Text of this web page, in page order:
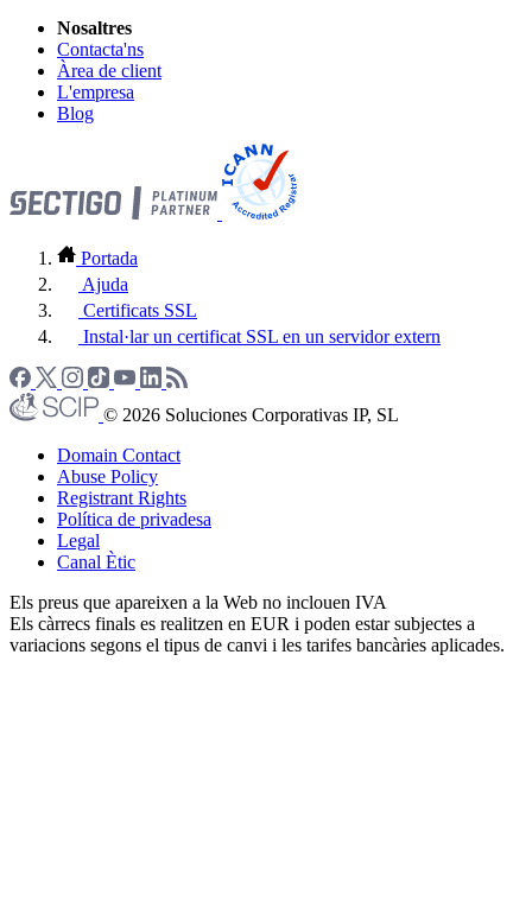
Nosaltres
Contacta'ns
Àrea de client
L'empresa
Blog
Portada
Ajuda
Certificats SSL
Instal·lar un certificat SSL en un servidor extern
© 2026 Soluciones Corporativas IP, SL
Domain Contact
Abuse Policy
Registrant Rights
Política de privadesa
Legal
Canal Ètic
Els preus que apareixen a la Web no inclouen IVA
Els càrrecs finals es realitzen en EUR i poden estar subjectes a
variacions segons el tipus de canvi i les tarifes bancàries aplicades.